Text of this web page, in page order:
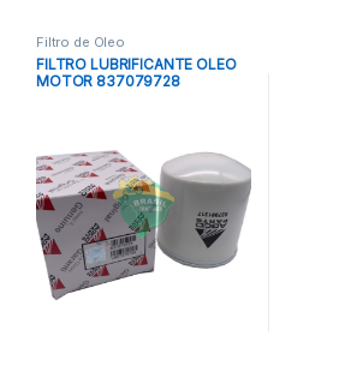
Filtro de Óleo
FILTRO LUBRIFICANTE OLEO
MOTOR 837079728